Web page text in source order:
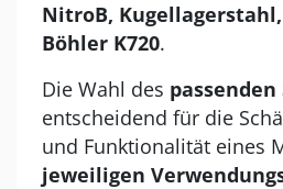
NitroB, Kugellagerstahl,
Böhler K720.
Die Wahl des passenden
entscheidend für die
und Funktionalität eines
jeweiligen